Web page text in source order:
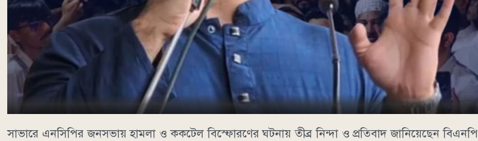
সাভারে এনসিপির জনসভায় হামলা ও ককটেল বিস্ফোরণের ঘটনায় তীব্র নিন্দা ও প্রতিবাদ জানিয়েছেন বিএনপি